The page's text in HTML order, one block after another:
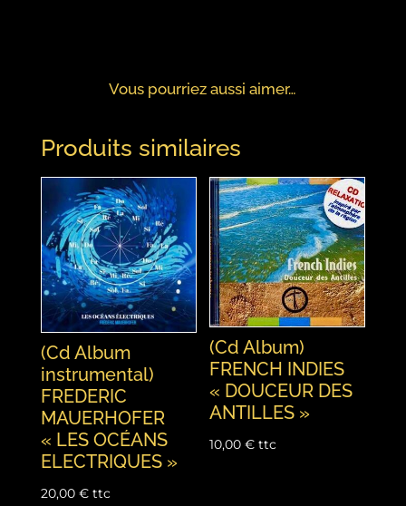
Vous pourriez aussi aimer…
Produits similaires
(Cd Album
instrumental)
FREDERIC
MAUERHOFER
« LES OCÉANS
ELECTRIQUES »
20,00 € ttc
(Cd Album)
FRENCH INDIES
« DOUCEUR DES
ANTILLES »
10,00€ ttc